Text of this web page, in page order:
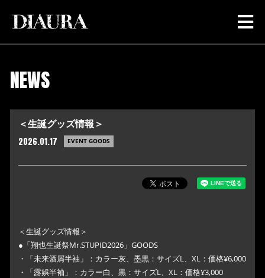
NEWS
＜生誕グッズ情報＞
2026.01.17 EVENT GOODS
＜生誕グッズ情報＞
●「翔也生誕祭Mr.STUPID2026」GOODS
・「未来酒屑半袖」：カラー灰、墨黒：サイズL、XL：価格¥6,000
・「露娯半袖」：カラー白、黒：サイズL、XL：価格¥3,000